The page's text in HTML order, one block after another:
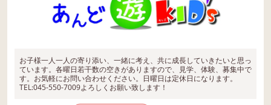
お子様一人一人の寄り添い、一緒に考え、共に成長していきたいと思っ
ています。各曜日若干数の空きがありますので、見学、体験、募集中で
す。お気軽にお問い合わせください。日曜日は定休日になります。
TEL:045-550-7009よろしくお願い致します！